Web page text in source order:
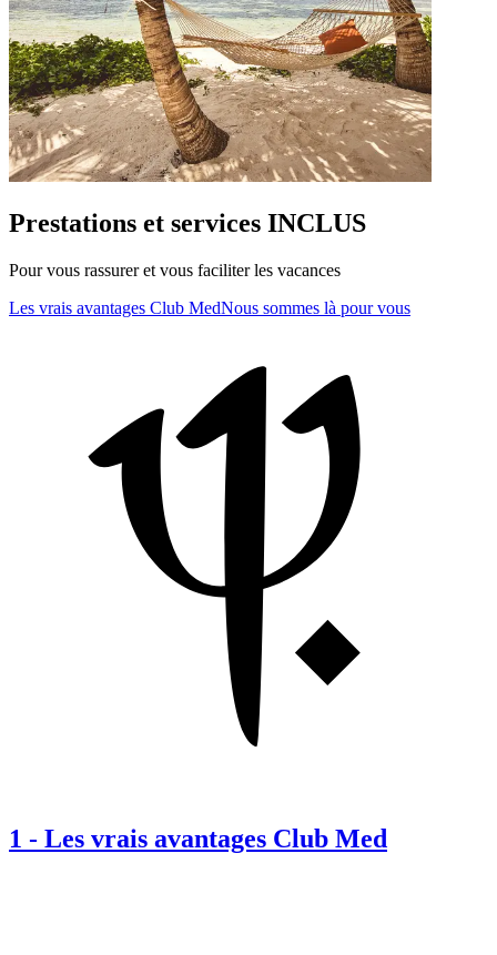
Prestations et services INCLUS
Pour vous rassurer et vous faciliter les vacances
Les vrais avantages Club MedNous sommes là pour vous
1 - Les vrais avantages Club Med